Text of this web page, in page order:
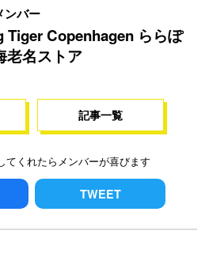
ンバー
Tiger Copenhagen ららぽ
老名ストア
記事一覧
てくれたらメンバーが喜びます
TWEET